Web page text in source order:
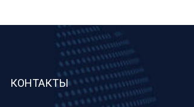
КОНТАКТЫ